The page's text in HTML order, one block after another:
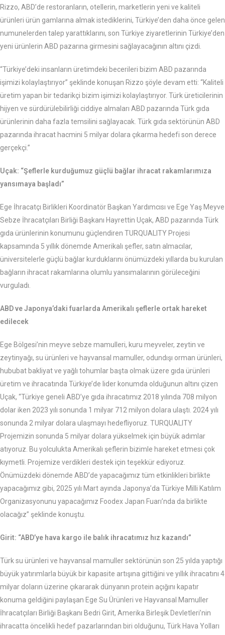
Rizzo, ABD’de restoranların, otellerin, marketlerin yeni ve kaliteli
ürünleri ürün gamlarına almak istediklerini, Türkiye’den daha önce gelen
numunelerden talep yarattıklarını, son Türkiye ziyaretlerinin Türkiye’den
yeni ürünlerin ABD pazarına girmesini sağlayacağının altını çizdi.
“Türkiye’deki insanların üretimdeki becerileri bizim ABD pazarında
işimizi kolaylaştırıyor” şeklinde konuşan Rizzo şöyle devam etti: “Kaliteli
üretim yapan bir tedarikçi bizim işimizi kolaylaştırıyor. Türk üreticilerinin
hijyen ve sürdürülebilirliği ciddiye almaları ABD pazarında Türk gıda
ürünlerinin daha fazla temsilini sağlayacak. Türk gıda sektörünün ABD
pazarında ihracat hacmini 5 milyar dolara çıkarma hedefi son derece
gerçekçi.”
Uçak: “Şeflerle kurduğumuz güçlü bağlar ihracat rakamlarımıza
yansımaya başladı”
Ege İhracatçı Birlikleri Koordinatör Başkan Yardımcısı ve Ege Yaş Meyve
Sebze İhracatçıları Birliği Başkanı Hayrettin Uçak, ABD pazarında Türk
gıda ürünlerinin konumunu güçlendiren TURQUALITY Projesi
kapsamında 5 yıllık dönemde Amerikalı şefler, satın almacılar,
üniversitelerle güçlü bağlar kurduklarını önümüzdeki yıllarda bu kurulan
bağların ihracat rakamlarına olumlu yansımalarının görüleceğini
vurguladı.
ABD ve Japonya’daki fuarlarda Amerikalı şeflerle ortak hareket
edilecek
Ege Bölgesi’nin meyve sebze mamulleri, kuru meyveler, zeytin ve
zeytinyağı, su ürünleri ve hayvansal mamuller, odundışı orman ürünleri,
hububat bakliyat ve yağlı tohumlar başta olmak üzere gıda ürünleri
üretim ve ihracatında Türkiye’de lider konumda olduğunun altını çizen
Uçak, “Türkiye geneli ABD’ye gıda ihracatımız 2018 yılında 708 milyon
dolar iken 2023 yılı sonunda 1 milyar 712 milyon dolara ulaştı. 2024 yılı
sonunda 2 milyar dolara ulaşmayı hedefliyoruz. TURQUALITY
Projemizin sonunda 5 milyar dolara yükselmek için büyük adımlar
atıyoruz. Bu yolculukta Amerikalı şeflerin bizimle hareket etmesi çok
kıymetli. Projemize verdikleri destek için teşekkür ediyoruz.
Önümüzdeki dönemde ABD’de yapacağımız tüm etkinlikleri birlikte
yapacağımız gibi, 2025 yılı Mart ayında Japonya’da Türkiye Milli Katılım
Organizasyonunu yapacağımız Foodex Japan Fuarı’nda da birlikte
olacağız” şeklinde konuştu.
Girit: “ABD’ye hava kargo ile balık ihracatımız hız kazandı”
Türk su ürünleri ve hayvansal mamuller sektörünün son 25 yılda yaptığı
büyük yatırımlarla büyük bir kapasite artışına gittiğini ve yıllık ihracatını 4
milyar doların üzerine çıkararak dünyanın protein açığını kapatır
konuma geldiğini paylaşan Ege Su Ürünleri ve Hayvansal Mamuller
İhracatçıları Birliği Başkanı Bedri Girit, Amerika Birleşik Devletleri’nin
ihracatta öncelikli hedef pazarlarından biri olduğunu, Türk Hava Yolları